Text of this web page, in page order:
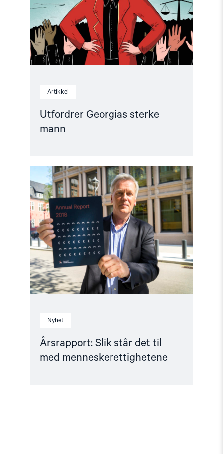
Artikkel
Utfordrer Georgias sterke
mann
Nyhet
Årsrapport: Slik står det til
med menneskerettighetene
Read
article
"Årsrapport:
Slik
står
det
til
med
menneskerettighetene"